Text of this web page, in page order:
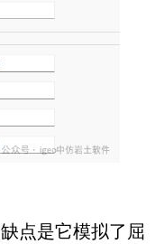
点是它模拟了屈